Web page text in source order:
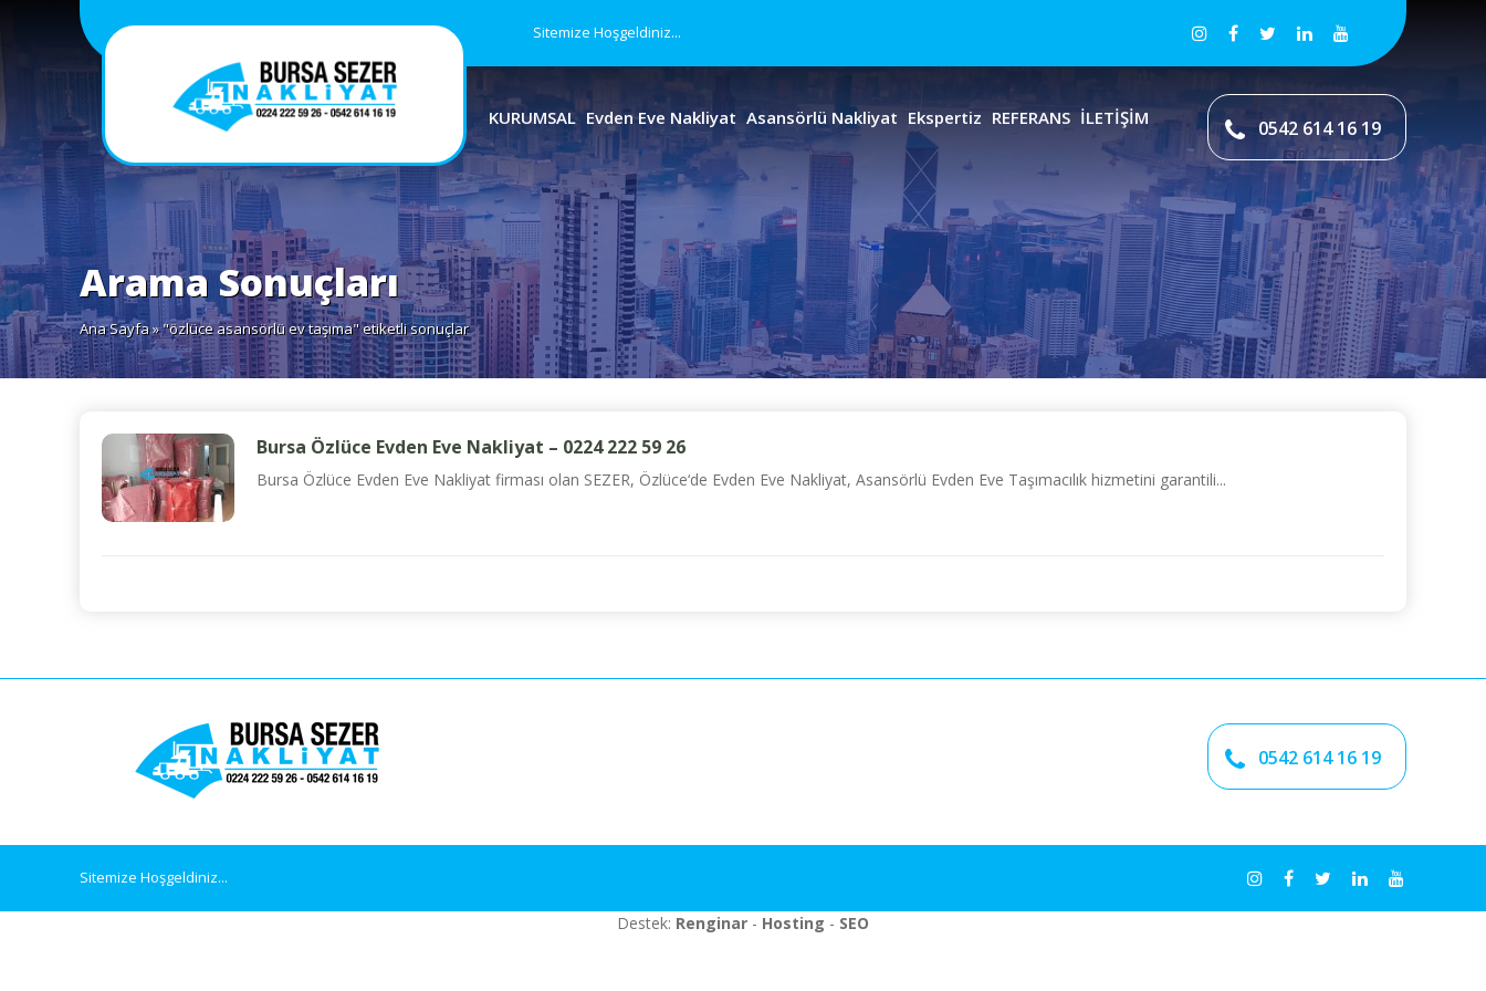
Sitemize Hoşgeldiniz...
KURUMSAL Evden Eve Nakliyat Asansörlü Nakliyat Ekspertiz REFERANS İLETİŞİM 0542 614 16 19
Arama Sonuçları
Ana Sayfa» "özlüce asansörlü ev taşıma" etiketli sonuçlar
Bursa Özlüce Evden Eve Nakliyat – 0224 222 59 26
Bursa Özlüce Evden Eve Nakliyat firması olan SEZER, Özlüce‘de Evden Eve Nakliyat, Asansörlü Evden Eve Taşımacılık hizmetini garantili...
0542 614 16 19
Sitemize Hoşgeldiniz...
Destek: Renginar - Hosting - SEO